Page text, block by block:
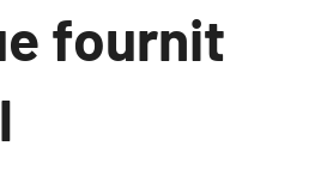
fournit